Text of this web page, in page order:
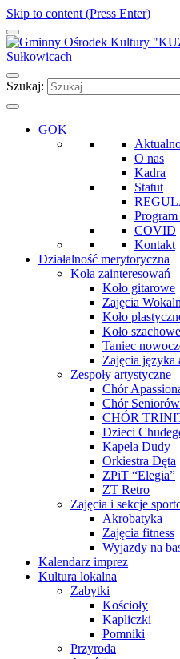
Skip to content (Press Enter)
Gminny Ośrodek Kultury
Szukaj:
GOK
O nas
Kadra
Statut
Program
COVID
Kontakt
Działalność merytoryczna
Koła zainteresowań
Koło gitarowe
Zajęcia
Koło
Koło szachowe
Taniec
Zajęcia języka
Zespoły artystyczne
Chór
Chór Seniorów
CHÓR
Dzieci
Kapela Dudy
Orkiestra Dęta
ZPiT “Elegia”
ZT Retro
Zajęcia i sekcje
Akrobatyka
Zajęcia fitness
Wyjazdy na
Kalendarz imprez
Kultura lokalna
Zabytki
Kościoły
Kapliczki
Pomniki
Przyroda